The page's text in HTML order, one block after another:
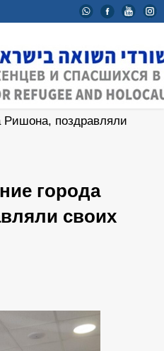
Ришона, поздравляли
города
своих